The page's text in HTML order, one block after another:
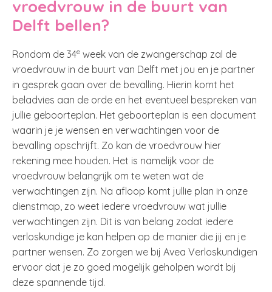
vroedvrouw in de buurt van
Delft bellen?
Rondom de 34e week van de zwangerschap zal de
vroedvrouw in de buurt van Delft met jou en je partner
in gesprek gaan over de bevalling. Hierin komt het
beladvies aan de orde en het eventueel bespreken van
jullie geboorteplan. Het geboorteplan is een document
waarin je je wensen en verwachtingen voor de
bevalling opschrijft. Zo kan de vroedvrouw hier
rekening mee houden. Het is namelijk voor de
vroedvrouw belangrijk om te weten wat de
verwachtingen zijn. Na afloop komt jullie plan in onze
dienstmap, zo weet iedere vroedvrouw wat jullie
verwachtingen zijn. Dit is van belang zodat iedere
verloskundige je kan helpen op de manier die jij en je
partner wensen. Zo zorgen we bij Avea Verloskundigen
ervoor dat je zo goed mogelijk geholpen wordt bij
deze spannende tijd.